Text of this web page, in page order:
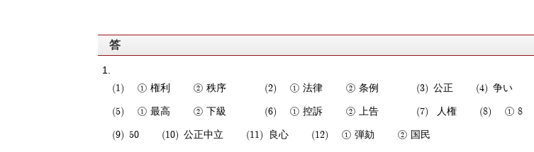
答
権利 秩序 法律 条例 公正 争い
最高 下級 控訴 上告 人権 8
50 公正中立 良心 弾劾 国民